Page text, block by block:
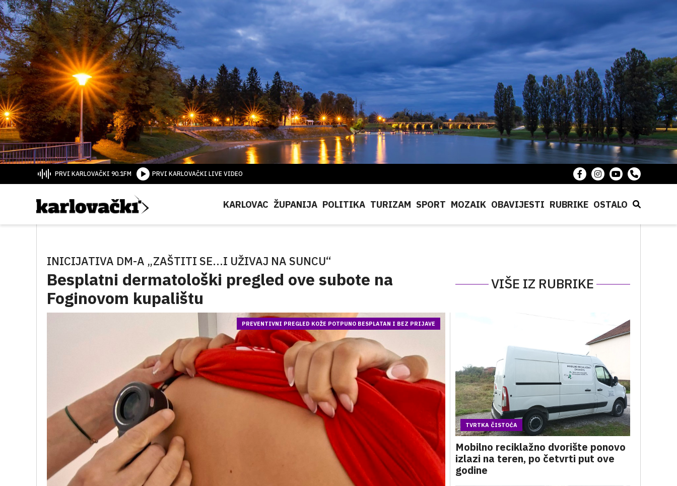
PRVI KARLOVAČKI 90.1FM PRVI KARLOVAČKI LIVE VIDEO
KARLOVAC ŽUPANIJA POLITIKA TURIZAM SPORT MOZAIK OBAVIJESTI RUBRIKE OSTALO
INICIJATIVA DM-A „ZAŠTITI SE...I UŽIVAJ NA SUNCU“
Besplatni dermatološki pregled ove subote na
Foginovom kupalištu
VIŠE IZ RUBRIKE
PREVENTIVNI PREGLED KOŽE POTPUNO BESPLATAN I BEZ PRIJAVE
TVRTKA ČISTOĆA
Mobilno reciklažno dvorište ponovo
izlazi na teren, po četvrti put ove
godine